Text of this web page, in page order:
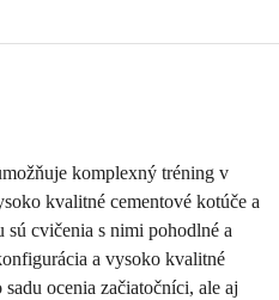
komplexný tréning v
kvalitné cementové kotúče a
cvičenia s nimi pohodlné a
a vysoko kvalitné
ocenia začiatočníci, ale aj